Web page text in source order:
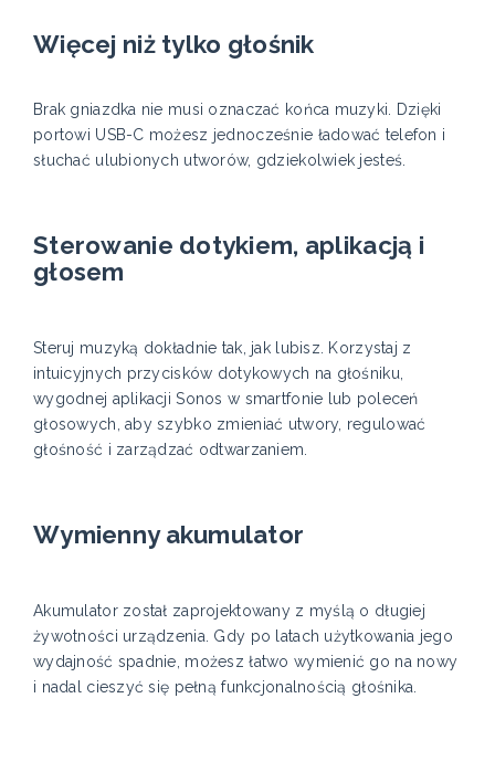
Więcej niż tylko głośnik
Brak gniazdka nie musi oznaczać końca muzyki. Dzięki
portowi USB-C możesz jednocześnie ładować telefon i
słuchać ulubionych utworów, gdziekolwiek jesteś.
Sterowanie dotykiem, aplikacją i
głosem
Steruj muzyką dokładnie tak, jak lubisz. Korzystaj z
intuicyjnych przycisków dotykowych na głośniku,
wygodnej aplikacji Sonos w smartfonie lub poleceń
głosowych, aby szybko zmieniać utwory, regulować
głośność i zarządzać odtwarzaniem.
Wymienny akumulator
Akumulator został zaprojektowany z myślą o długiej
żywotności urządzenia. Gdy po latach użytkowania jego
wydajność spadnie, możesz łatwo wymienić go na nowy
i nadal cieszyć się pełną funkcjonalnością głośnika.